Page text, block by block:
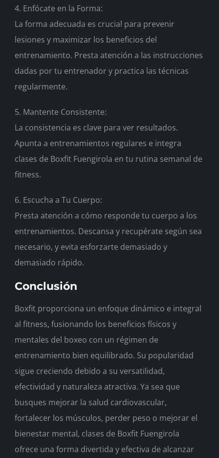
4. Enfócate en la Forma:
La forma adecuada es crucial para prevenir
lesiones y maximizar los beneficios del
entrenamiento. Presta atención a las instrucciones
dadas por tu entrenador y practica las técnicas
regularmente.
5. Mantente Consistente:
La consistencia es clave para ver resultados.
Apunta a entrenamientos regulares e integra
clases de Boxfit Fuengirola en tu rutina semanal de
fitness.
6. Escucha a Tu Cuerpo:
Presta atención a cómo responde tu cuerpo a los
entrenamientos. Descansa y recupérate según sea
necesario, y evita esforzarte demasiado y
demasiado rápido.
Conclusión
Boxfit proporciona un enfoque dinámico e integral
al fitness, fusionando los beneficios físicos y
mentales del boxeo con un régimen de
entrenamiento bien equilibrado. Su popularidad
sigue creciendo debido a su versatilidad,
efectividad y naturaleza atractiva. Ya sea que
busques mejorar la salud cardiovascular,
fortalecer los músculos, perder peso o mejorar el
bienestar mental, clases de Boxfit Fuengirola
ofrece una forma divertida y efectiva de alcanzar